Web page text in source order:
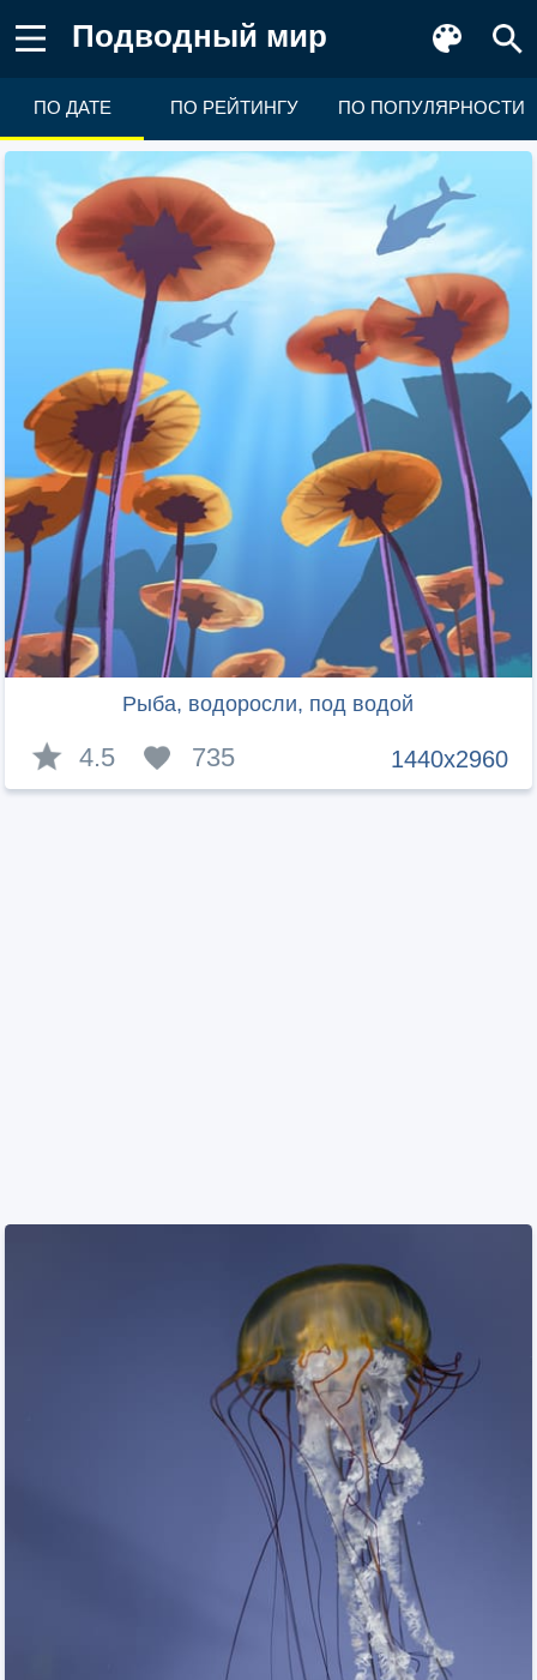
Подводный мир
ПО ДАТЕ ПО РЕЙТИНГУ ПО ПОПУЛЯРНОСТИ
Рыба, водоросли, под водой
1440x2960
4.5 735